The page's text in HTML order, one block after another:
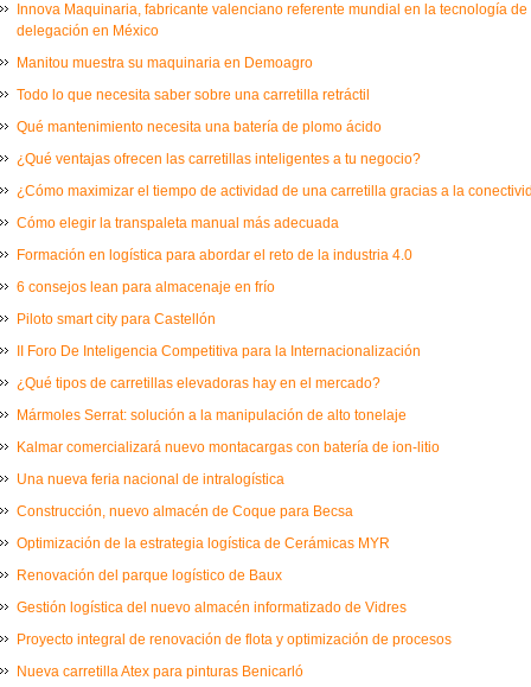
Innova Maquinaria, fabricante valenciano referente mundial en la tecnología
delegación en México
Manitou muestra su maquinaria en Demoagro
Todo lo que necesita saber sobre una carretilla retráctil
Qué mantenimiento necesita una batería de plomo ácido
¿Qué ventajas ofrecen las carretillas inteligentes a tu negocio?
¿Cómo maximizar el tiempo de actividad de una carretilla gracias a la
Cómo elegir la transpaleta manual más adecuada
Formación en logística para abordar el reto de la industria 4.0
6 consejos lean para almacenaje en frío
Piloto smart city para Castellón
II Foro De Inteligencia Competitiva para la Internacionalización
¿Qué tipos de carretillas elevadoras hay en el mercado?
Mármoles Serrat: solución a la manipulación de alto tonelaje
Kalmar comercializará nuevo montacargas con batería de ion-litio
Una nueva feria nacional de intralogística
Construcción, nuevo almacén de Coque para Becsa
Optimización de la estrategia logística de Cerámicas MYR
Renovación del parque logístico de Baux
Gestión logística del nuevo almacén informatizado de Vidres
Proyecto integral de renovación de flota y optimización de procesos
Nueva carretilla Atex para pinturas Benicarló